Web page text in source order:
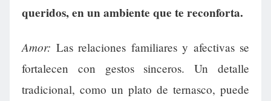
queridos, en un ambiente que te reconforta.
Amor: Las relaciones familiares y afectivas se
fortalecen con gestos sinceros. Un detalle
tradicional, como un plato de ternasco, puede